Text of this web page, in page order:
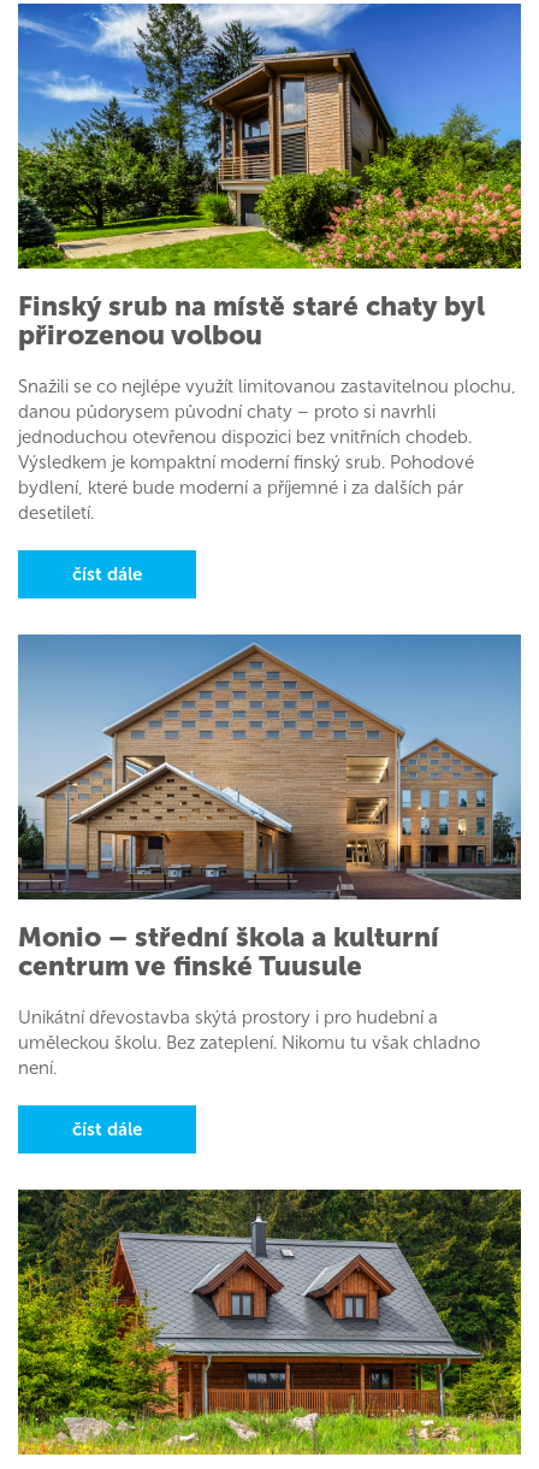
Finský srub na místě staré chaty byl
přirozenou volbou
Snažili se co nejlépe využít limitovanou zastavitelnou plochu,
danou půdorysem původní chaty – proto si navrhli
jednoduchou otevřenou dispozici bez vnitřních chodeb.
Výsledkem je kompaktní moderní finský srub. Pohodové
bydlení, které bude moderní a příjemné i za dalších pár
desetiletí.
číst dále
Monio – střední škola a kulturní
centrum ve finské Tuusule
Unikátní dřevostavba skýtá prostory i pro hudební a
uměleckou školu. Bez zateplení. Nikomu tu však chladno
není.
číst dále